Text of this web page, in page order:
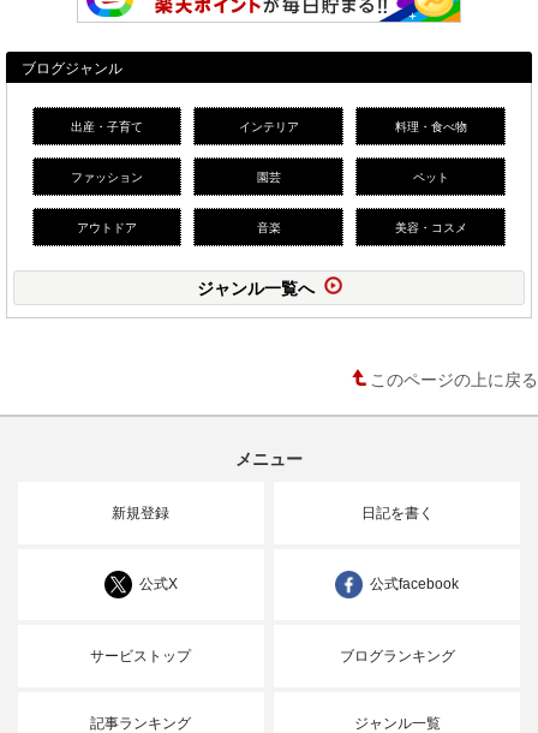
ブログジャンル
出産・子育て インテリア 料理・食べ物
ファッション 園芸 ペット
アウトドア 音楽 美容・コスメ
ジャンル一覧へ
このページの上に戻る
メニュー
新規登録 日記を書く
公式X 公式facebook
サービストップ ブログランキング
記事ランキング ジャンル一覧